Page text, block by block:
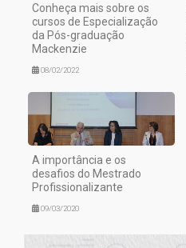
Conheça mais sobre os
cursos de Especialização
da Pós-graduação
Mackenzie
08/02/2022
A importância e os
desafios do Mestrado
Profissionalizante
09/03/2020